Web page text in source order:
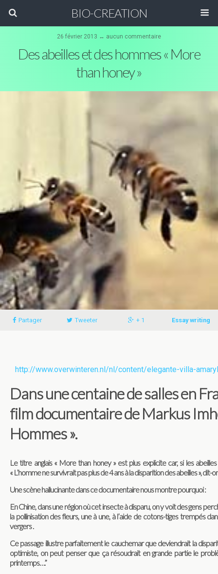
BIO-CREATION
26 février 2013 ↔ aucun commentaire
Des abeilles et des hommes « More
than honey »
Partager Tweeter + 1 Essay writing
http://www.overwinteren.nl/nl/content/elegante-villa-
Dans une centaine de salles en
film documentaire de Markus
Hommes ».
Le titre anglais « More than honey » est plus explicite car, si les
« L’homme ne survivrait pas plus de 4 ans à la disparition des abeilles », dit-
Une scène hallucinante dans ce documentaire nous montre pourquoi :
En Chine, dans une région où cet insecte à disparu, on y voit des gens
la pollinisation des fleurs, une à une, à l’aide de cotons-tiges trempés
vergers .
Ce passage illustre parfaitement le cauchemar que deviendrait la
optimiste, on peut penser que ça résoudrait en grande partie le
printemps….”